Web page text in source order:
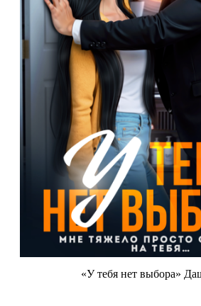
«У тебя нет выбора»